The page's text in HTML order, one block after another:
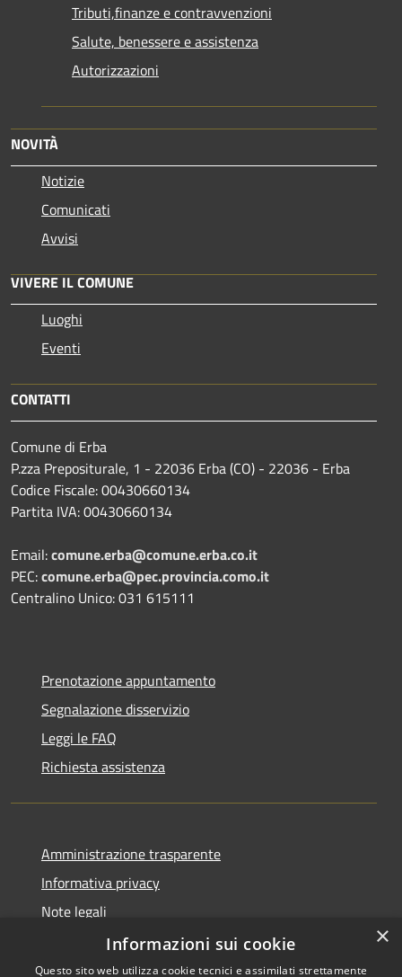
Tributi,finanze e contravvenzioni
Salute, benessere e assistenza
Autorizzazioni
NOVITÀ
Notizie
Comunicati
Avvisi
VIVERE IL COMUNE
Luoghi
Eventi
CONTATTI
Comune di Erba
P.zza Prepositurale, 1 - 22036 Erba (CO) - 22036 - Erba
Codice Fiscale: 00430660134
Partita IVA: 00430660134
Email:comune.erba@comune.erba.co.it
PEC:comune.erba@pec.provincia.como.it
Centralino Unico: 031 615111
Prenotazione appuntamento
Segnalazione disservizio
Leggi le FAQ
Richiesta assistenza
Amministrazione trasparente
Informativa privacy
Note legali
Dichiarazione di accessibilità
×
Informazioni sui cookie
Questo sito web utilizza cookie tecnici e assimilati strettamente